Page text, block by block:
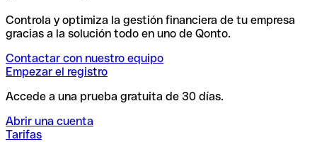
Controla y optimiza la gestión financiera de tu empresa
gracias a la solución todo en uno de Qonto.
Contactar con nuestro equipo
Empezar el registro
Accede a una prueba gratuita de 30 días.
Abrir una cuenta
Tarifas